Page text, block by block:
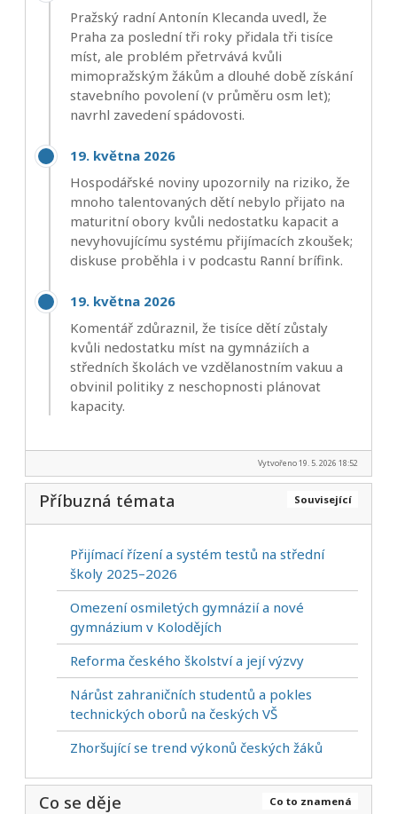
Pražský radní Antonín Klecanda uvedl, že
Praha za poslední tři roky přidala tři tisíce
míst, ale problém přetrvává kvůli
mimopražským žákům a dlouhé době získání
stavebního povolení (v průměru osm let);
navrhl zavedení spádovosti.
19. května 2026
Hospodářské noviny upozornily na riziko, že
mnoho talentovaných dětí nebylo přijato na
maturitní obory kvůli nedostatku kapacit a
nevyhovujícímu systému přijímacích zkoušek;
diskuse proběhla i v podcastu Ranní brífink.
19. května 2026
Komentář zdůraznil, že tisíce dětí zůstaly
kvůli nedostatku míst na gymnáziích a
středních školách ve vzdělanostním vakuu a
obvinil politiky z neschopnosti plánovat
kapacity.
Vytvořeno 19. 5. 2026 18:52
Související
Příbuzná témata
Přijímací řízení a systém testů na střední
školy 2025–2026
Omezení osmiletých gymnázií a nové
gymnázium v Kolodějích
Reforma českého školství a její výzvy
Nárůst zahraničních studentů a pokles
technických oborů na českých VŠ
Zhoršující se trend výkonů českých žáků
Co to znamená
Co se děje